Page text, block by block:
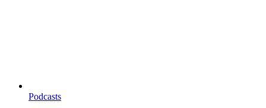
Podcasts